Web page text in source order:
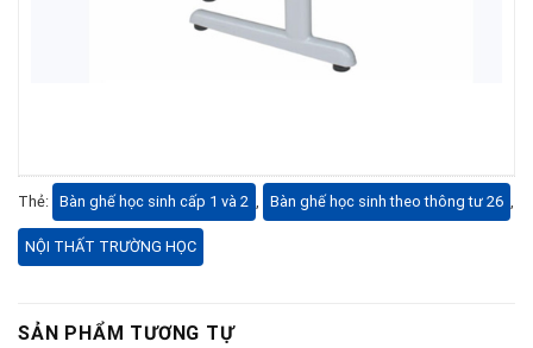
Thẻ: Bàn ghế học sinh cấp 1 và 2 Bàn ghế học sinh theo thông tư 26
NỘI THẤT TRƯỜNG HỌC
SẢN PHẨM TƯƠNG TỰ